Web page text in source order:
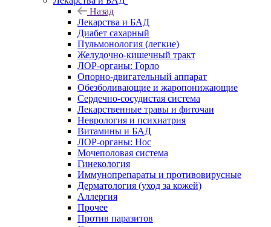
Назад
Лекарства и БАД
Диабет сахарный
Пульмонология (легкие)
Желудочно-кишечный тракт
ЛОР-органы: Горло
Опорно-двигательный аппарат
Обезболивающие и жаропонижающие
Сердечно-сосудистая система
Лекарственные травы и фиточаи
Неврология и психиатрия
Витамины и БАД
ЛОР-органы: Нос
Мочеполовая система
Гинекология
Иммунопрепараты и противовирусные
Дерматология (уход за кожей)
Аллергия
Прочее
Против паразитов